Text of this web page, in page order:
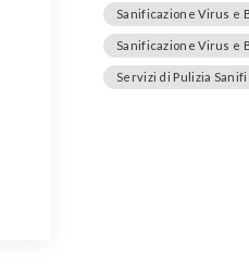
Sanificazione Virus e
Sanificazione Virus e
Servizi di Pulizia